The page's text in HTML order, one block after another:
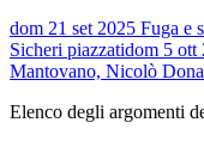
dom 21 set 2025 Fuga e
Sicheri piazzatidom 5 ott
Mantovano, Nicolò
Elenco degli argomenti